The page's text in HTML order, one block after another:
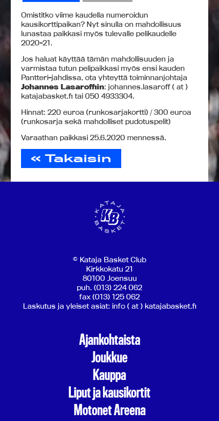
Omistitko viime kaudella numeroidun
kausikorttipaikan? Nyt sinulla on mahdollisuus
lunastaa paikkasi myös tulevalle pelikaudelle
2020-21.
Jos haluat käyttää tämän mahdollisuuden ja
varmistaa tutun pelipaikkasi myös ensi kauden
Pantteri-jahdissa, ota yhteyttä toiminnanjohtaja
Johannes Lasaroffiin: johannes.lasaroff ( at )
katajabasket.fi tai 050 4933304.
Hinnat: 220 euroa (runkosarjakortti) / 300 euroa
(runkosarja sekä mahdolliset pudotuspelit)
Varaathan paikkasi 25.6.2020 mennessä.
« Takaisin
© Kataja Basket Club
Kirkkokatu 21
80100 Joensuu
puh. (013) 224 062
fax (013) 125 062
Laskutus ja yleiset asiat: info ( at ) katajabasket.fi
Ajankohtaista
Joukkue
Kauppa
Liput ja kausikortit
Motonet Areena